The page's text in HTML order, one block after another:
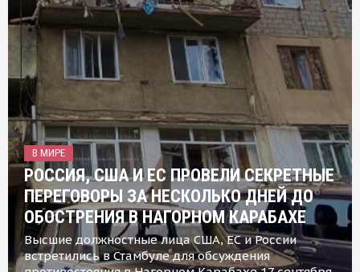
В МИРЕ
РОССИЯ, США И ЕС ПРОВЕЛИ СЕКРЕТНЫЕ
ПЕРЕГОВОРЫ ЗА НЕСКОЛЬКО ДНЕЙ ДО
ОБОСТРЕНИЯ В НАГОРНОМ КАРАБАХЕ
Высшие должностные лица США, ЕС и России
встретились в Стамбуле для обсуждения